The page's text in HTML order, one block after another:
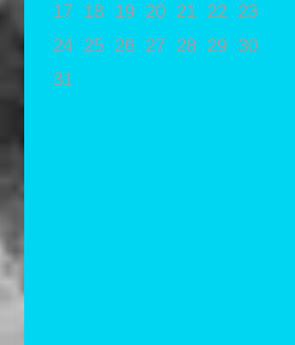
17
18 19 20 21 22
23
24
25 26 27 28 29 30
31